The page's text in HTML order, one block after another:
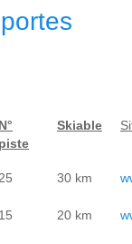
N°
piste
Skiable
25 30 km
15 20 km